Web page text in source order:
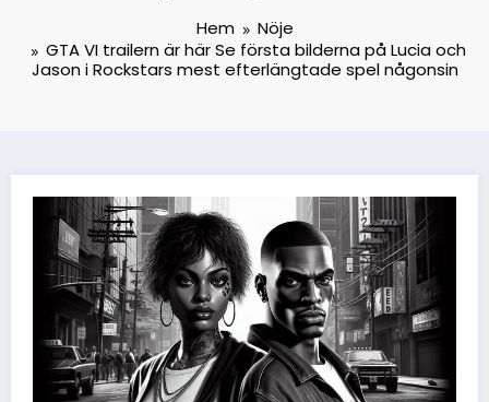
Hem
Nöje
GTA VI trailern är här Se första bilderna på Lucia och
Jason i Rockstars mest efterlängtade spel någonsin